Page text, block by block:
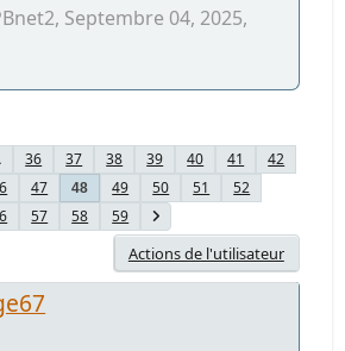
Septembre 04, 2025,
36 37 38 39 40 41
42
47 48 49 50 51
52
57 58 59
Actions de l'utilisateur